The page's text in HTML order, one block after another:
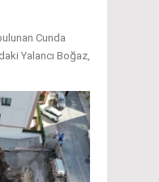
Cunda
Yalancı Boğaz,